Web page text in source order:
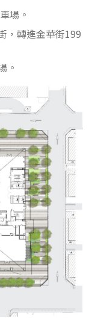
場。
，轉進金華街199
。